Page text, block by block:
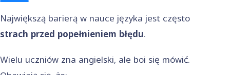
Największą barierą w nauce języka jest często
strach przed popełnieniem błędu.
Wielu uczniów zna angielski, ale boi się mówić.